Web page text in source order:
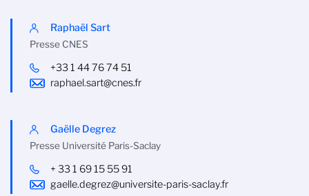
Raphaël Sart
Presse CNES
+33 1 44 76 74 51
raphael.sart@cnes.fr
Gaëlle Degrez
Presse Université Paris-Saclay
+ 33 1 69 15 55 91
gaelle.degrez@universite-paris-saclay.fr